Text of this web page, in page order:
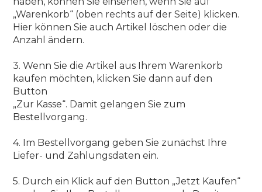
„Warenkorb“ (oben rechts auf der Seite) klicken.
Hier können Sie auch Artikel löschen oder die
Anzahl ändern.
3. Wenn Sie die Artikel aus Ihrem Warenkorb
kaufen möchten, klicken Sie dann auf den
Button
„Zur Kasse“. Damit gelangen Sie zum
Bestellvorgang.
4. Im Bestellvorgang geben Sie zunächst Ihre
Liefer- und Zahlungsdaten ein.
5. Durch ein Klick auf den Button „Jetzt Kaufen“